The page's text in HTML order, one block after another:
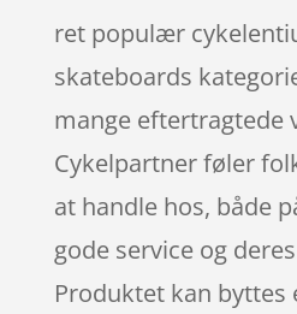
ret populær
skateboards
mange eftertragtede
Cykelpartner føler
at handle hos, både
gode service og
Produktet kan byttes